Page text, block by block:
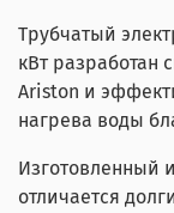
Трубчатый
кВт разработан
Ariston и
нагрева воды
Изготовленный
отличается